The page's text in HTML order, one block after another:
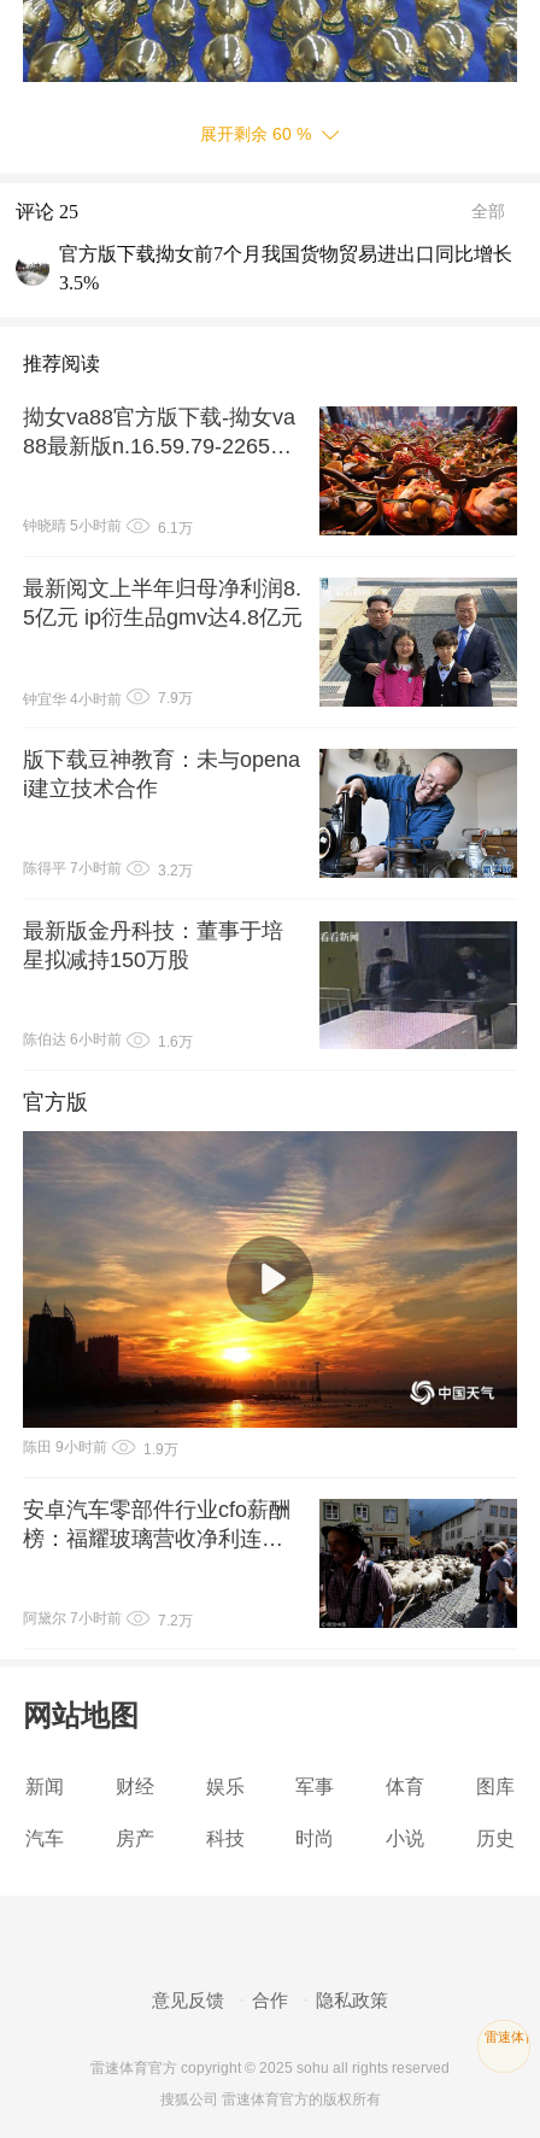
雷速体
展开剩余 60 %
评论 25 全部
官方版下载拗女前7个月我国货物贸易进出口同比增长
3.5%
推荐阅读
拗女va88官方版下载-拗女va
88最新版n.16.59.79-2265安
钟晓晴 5小时前 6.1万
最新阅文上半年归母净利润8.
5亿元 ip衍生品gmv达4.8亿元
钟宜华 4小时前 7.9万
版下载豆神教育：未与opena
i建立技术合作
陈得平 7小时前 3.2万
最新版金丹科技：董事于培
星拟减持150万股
陈伯达 6小时前 1.6万
官方版
陈田 9小时前 1.9万
安卓汽车零部件行业cfo薪酬
榜：福耀玻璃营收净利连增4
彧一半
阿黛尔 7小时前 7.2万
网站地图
新闻 财经 娱乐 军事 体育 图库
汽车 房产 科技 时尚 小说 历史
意见反馈 合作 隐私政策
雷速体育官方 copyright © 2025 sohu all rights reserved
搜狐公司 雷速体育官方的版权所有